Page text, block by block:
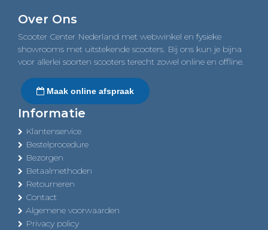
navigation
Over Ons
Scooter Center Nederland met webwinkel en fysieke
showrooms met uitstekende scooters. Bij ons kun je bijna
voor allerlei soorten scooters terecht zowel online en offline.
Maak online afspraak
Informatie
Klantenservice
Bestelprocedure
Bezorgen
Betaalmethoden
Retourneren
Contact
Algemene voorwaarden
Privacy policy